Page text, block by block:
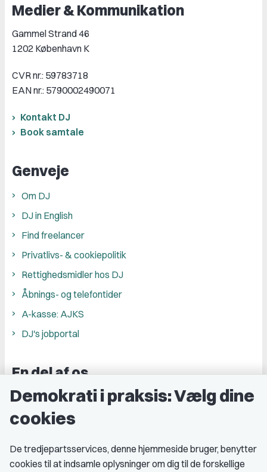
Medier & Kommunikation
Gammel Strand 46
1202 København K
CVR nr.: 59783718
EAN nr.: 5790002490071
Kontakt DJ
Book samtale
Genveje
Om DJ
DJ in English
Find freelancer
Privatlivs- & cookiepolitik
Rettighedsmidler hos DJ
Åbnings- og telefontider
A-kasse: AJKS
DJ's jobportal
En del af os
Grupper og kredse
Studenterorganisationer
Demokrati i praksis: Vælg dine
cookies
De tredjepartsservices, denne hjemmeside bruger, benytter
cookies til at indsamle oplysninger om dig til de forskellige